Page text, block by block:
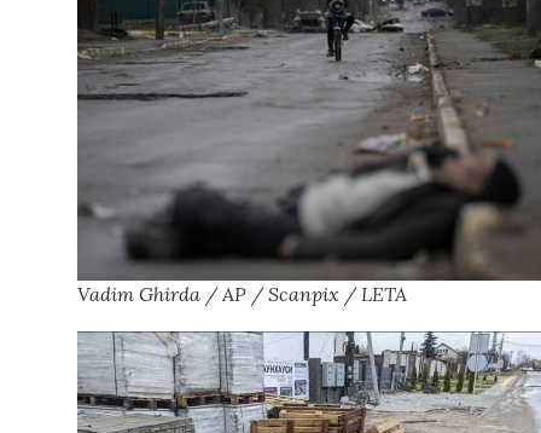
Vadim Ghirda / AP / Scanpix / LETA